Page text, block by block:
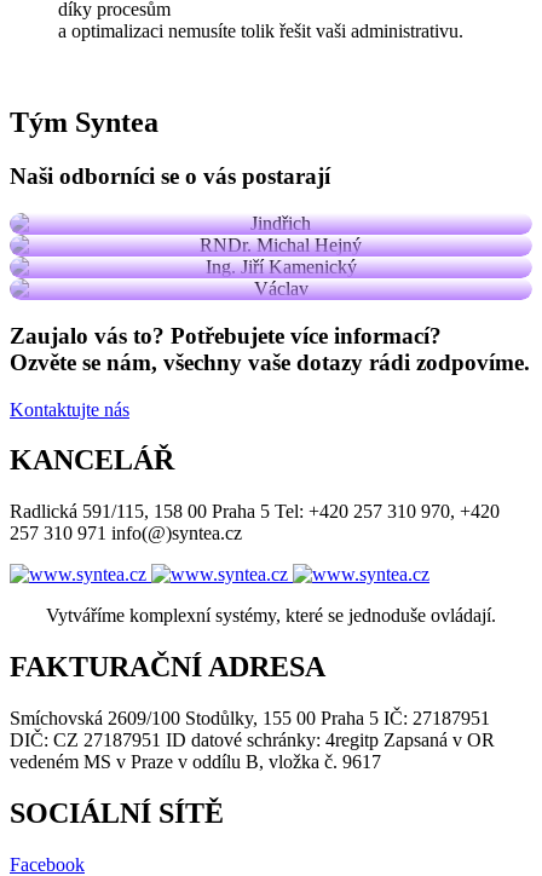
díky procesům
a optimalizaci nemusíte tolik řešit vaši administrativu.
Tým Syntea
Naši odborníci se o vás postarají
RNDr. Michal Hejný
Statutární ředitel
Václav
Zaujalo vás to? Potřebujete více informací?
Ozvěte se nám, všechny vaše dotazy rádi zodpovíme.
Kontaktujte nás
KANCELÁŘ
Radlická 591/115, 158 00 Praha 5 Tel: +420 257 310 970, +420
257 310 971 info(@)syntea.cz
Vytváříme komplexní systémy, které se jednoduše ovládají.
FAKTURAČNÍ ADRESA
Smíchovská 2609/100 Stodůlky, 155 00 Praha 5 IČ: 27187951
DIČ: CZ 27187951 ID datové schránky: 4regitp Zapsaná v OR
vedeném MS v Praze v oddílu B, vložka č. 9617
SOCIÁLNÍ SÍTĚ
Facebook